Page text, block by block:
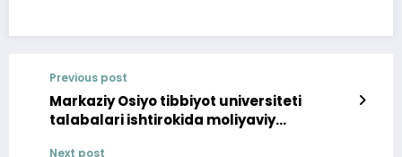
Previous post
Markaziy Osiyo tibbiyot universiteti
talabalari ishtirokida moliyaviy
Next post